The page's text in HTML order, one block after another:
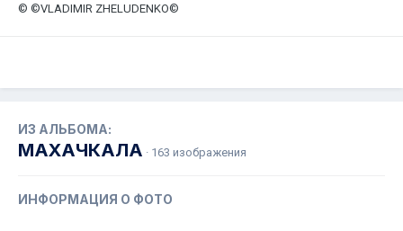
© ©VLADIMIR ZHELUDENKO©
ИЗ АЛЬБОМА:
МАХАЧКАЛА · 163 изображения
ИНФОРМАЦИЯ О ФОТО